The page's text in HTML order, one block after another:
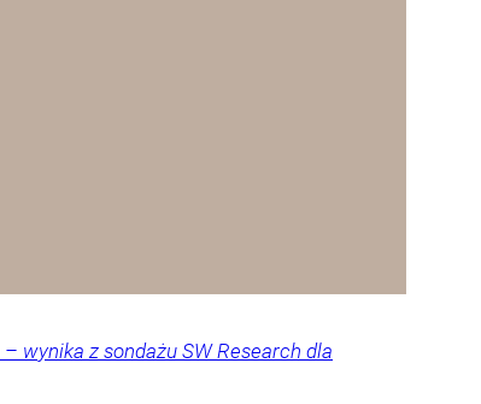
wynika z sondażu SW Research dla